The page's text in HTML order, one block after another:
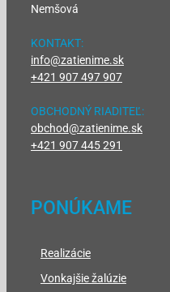
Nemšová
KONTAKT:
info@zatienime.sk
+421 907 497 907
OBCHODNÝ RIADITEĽ:
obchod@zatienime.sk
+421 907 445 291
PONÚKAME
Realizácie
Vonkajšie žalúzie